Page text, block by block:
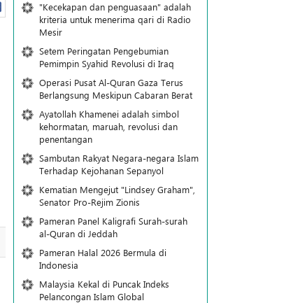
"Kecekapan dan penguasaan" adalah
kriteria untuk menerima qari di Radio
Mesir
Setem Peringatan Pengebumian
Pemimpin Syahid Revolusi di Iraq
Operasi Pusat Al-Quran Gaza Terus
Berlangsung Meskipun Cabaran Berat
Ayatollah Khamenei adalah simbol
kehormatan, maruah, revolusi dan
penentangan
Sambutan Rakyat Negara-negara Islam
Terhadap Kejohanan Sepanyol
Kematian Mengejut "Lindsey Graham",
Senator Pro-Rejim Zionis
Pameran Panel Kaligrafi Surah-surah
al-Quran di Jeddah
Pameran Halal 2026 Bermula di
Indonesia
Malaysia Kekal di Puncak Indeks
Pelancongan Islam Global